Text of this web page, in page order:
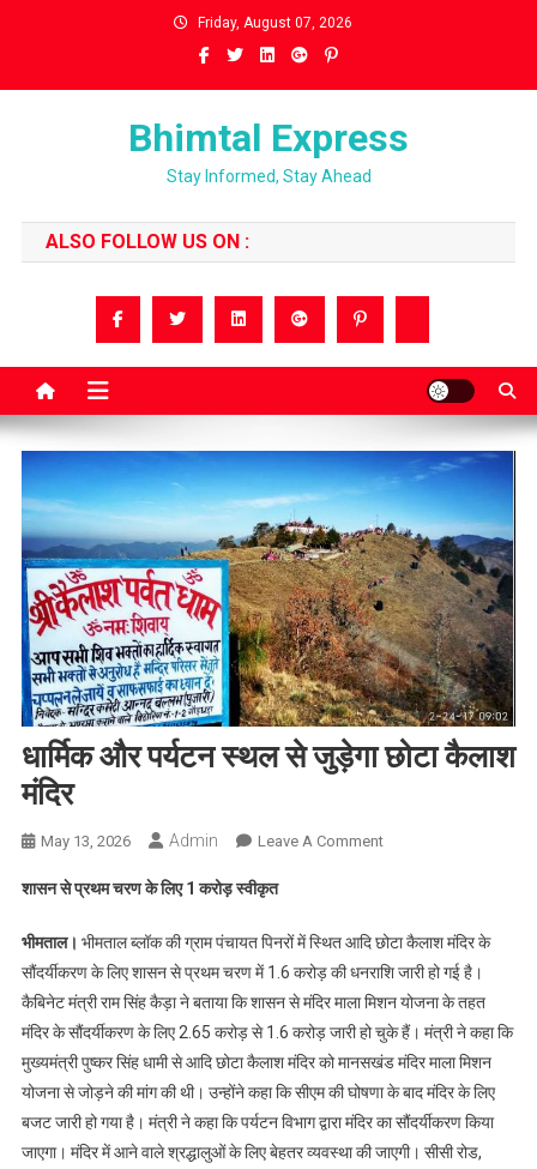
Friday, August 07, 2026
Bhimtal Express
Stay Informed, Stay Ahead
ALSO FOLLOW US ON :
धार्मिक और पर्यटन स्थल से जुड़ेगा छोटा कैलाश
मंदिर
May 13, 2026 Admin Leave A CommentOn
स्थल
से
जुड़ेगा
छोटा
कैलाश
मंदिर
शासन से प्रथम चरण के लिए 1 करोड़ स्वीकृत
भीमताल। भीमताल ब्लॉक की ग्राम पंचायत पिनरों में स्थित आदि छोटा कैलाश मंदिर के
सौंदर्यीकरण के लिए शासन से प्रथम चरण में 1.6 करोड़ की धनराशि जारी हो गई है।
कैबिनेट मंत्री राम सिंह कैड़ा ने बताया कि शासन से मंदिर माला मिशन योजना के तहत
मंदिर के सौंदर्यीकरण के लिए 2.65 करोड़ से 1.6 करोड़ जारी हो चुके हैं। मंत्री ने कहा कि
मुख्यमंत्री पुष्कर सिंह धामी से आदि छोटा कैलाश मंदिर को मानसखंड मंदिर माला मिशन
योजना से जोड़ने की मांग की थी। उन्होंने कहा कि सीएम की घोषणा के बाद मंदिर के लिए
बजट जारी हो गया है। मंत्री ने कहा कि पर्यटन विभाग द्वारा मंदिर का सौंदर्यीकरण किया
जाएगा। मंदिर में आने वाले श्रद्धालुओं के लिए बेहतर व्यवस्था की जाएगी।‌ सीसी रोड,